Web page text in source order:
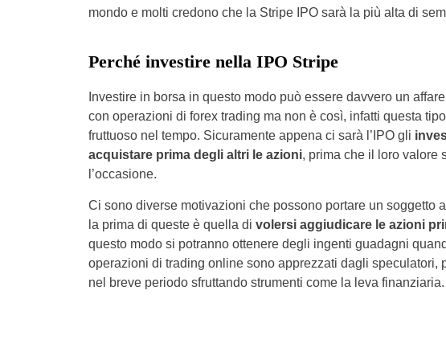
mondo e molti credono che la Stripe IPO sarà la più alta di
Perché investire nella IPO Stripe
Investire in borsa in questo modo può essere davvero un
con operazioni di forex trading ma non è così, infatti questa
fruttuoso nel tempo. Sicuramente appena ci sarà l’IPO gli
acquistare prima degli altri le azioni, prima che il loro valore
l’occasione.
Ci sono diverse motivazioni che possono portare un soggetto
la prima di queste è quella di volersi aggiudicare le azioni
questo modo si potranno ottenere degli ingenti guadagni
operazioni di trading online sono apprezzati dagli speculatori,
nel breve periodo sfruttando strumenti come la leva finanziaria.